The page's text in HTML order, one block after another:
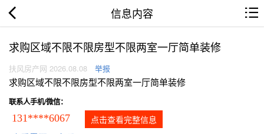
信息内容
求购区域不限不限房型不限两室一厅简单装修
扶风房产网 2026.08.08 举报
求购区域不限不限房型不限两室一厅简单装修
联系人手机/微信：
131****6067 点击查看完整信息